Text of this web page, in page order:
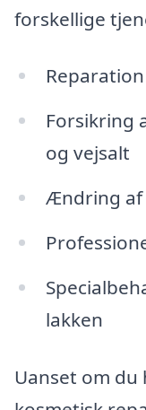
forskellige
Forsikring
og vejsalt
Ændring af
lakken
Uanset om